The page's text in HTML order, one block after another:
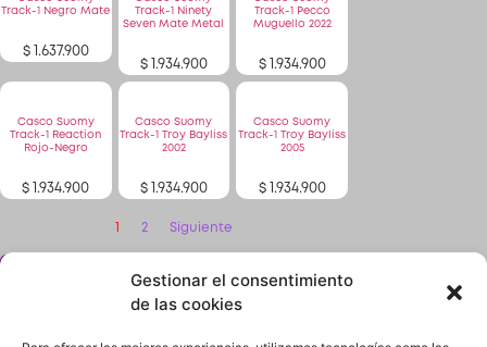
Gestionar el consentimiento
de las cookies
Track-1 Negro Mate
$1.637.900
Track-1 Ninety
Seven Mate Metal
$1.934.900
Track-1 Pecco
Muguello 2022
$1.934.900
Casco Suomy
Track-1 Reaction
Rojo-Negro
$ 1.934.900
Casco Suomy
Track-1 Troy Bayliss
2002
$1.934.900
Casco Suomy
Track-1 Troy Bayliss
2005
$1.934.900
2 Siguiente
¿No encuentras lo que buscas? solicítalo dando
click aquí y en 24 horas o menos te lo encontramos.